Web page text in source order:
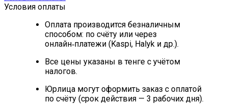
Условия оплаты
Оплата производится безналичным
способом: по счёту или через
онлайн‑платежи (Kaspi, Halyk и др.).
Все цены указаны в тенге с учётом
налогов.
Юрлица могут оформить заказ с оплатой
по счёту (срок действия — 3 рабочих дня).